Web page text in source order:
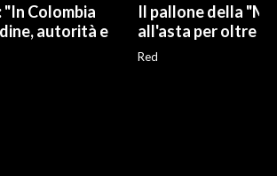
"In Colombia
autorità e
Il pallone della
all'asta per oltre
Red